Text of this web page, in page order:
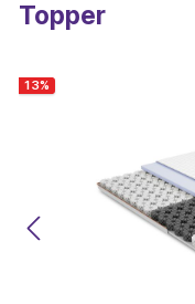
Topper
13%